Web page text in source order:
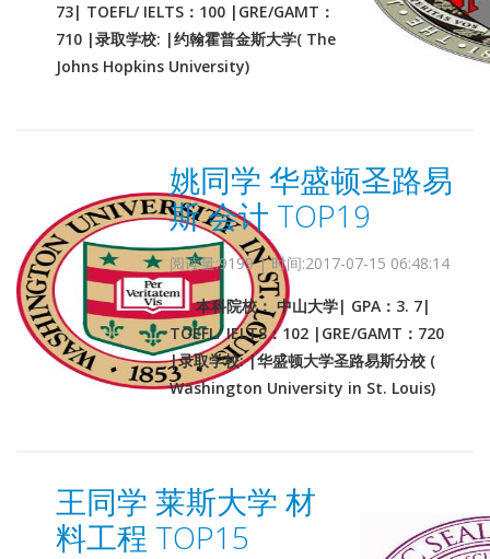
73| TOEFL/ IELTS：100 |GRE/GAMT：
710 |录取学校: |约翰霍普金斯大学( The
Johns Hopkins University)
姚同学 华盛顿圣路易
斯 会计 TOP19
阅读量:9199 | 时间:2017-07-15 06:48:14
本科院校： 中山大学| GPA：3. 7|
TOEFL/ IELTS：102 |GRE/GAMT：720
|录取学校: |华盛顿大学圣路易斯分校 (
Washington University in St. Louis)
王同学 莱斯大学 材
料工程 TOP15